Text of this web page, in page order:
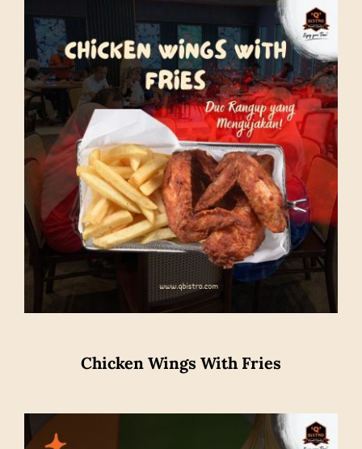
Chicken Wings With Fries